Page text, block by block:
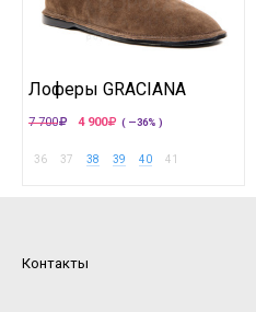
Лоферы GRACIANA
7 700 4 900 ( —36% )
36 37 38 39 40 41
Контакты